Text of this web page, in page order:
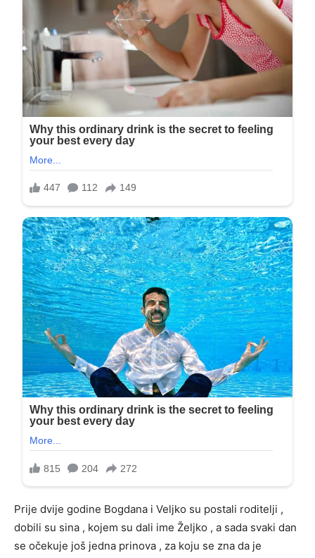
Prije dvije godine Bogdana i Veljko su postali roditelji ,
dobili su sina , kojem su dali ime Željko , a sada svaki dan
se očekuje još jedna prinova , za koju se zna da je